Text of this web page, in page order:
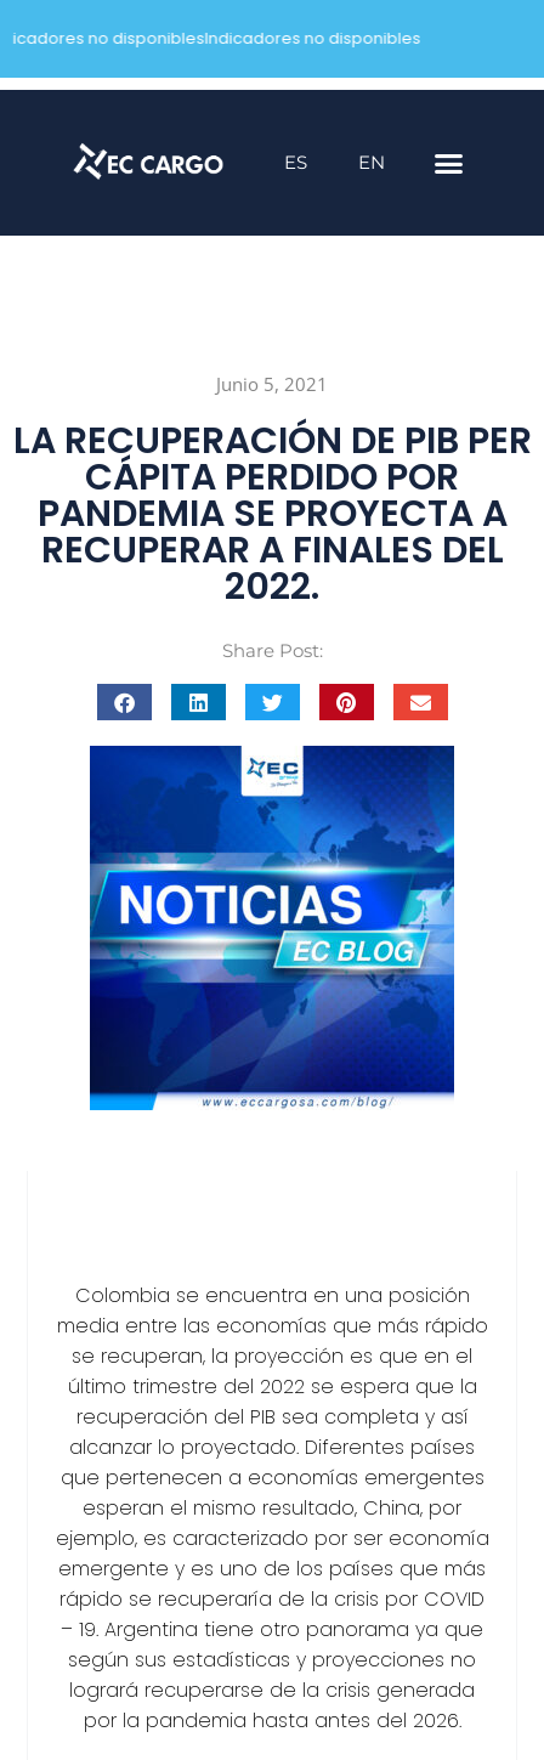
al
no disponiblesIndicadores no disponibles
ES EN
Junio 5, 2021
LA RECUPERACIÓN DE PIB PER
CÁPITA PERDIDO POR
PANDEMIA SE PROYECTA A
RECUPERAR A FINALES DEL
2022.
Share Post:
Colombia se encuentra en una posición
media entre las economías que más rápido
se recuperan, la proyección es que en el
último trimestre del 2022 se espera que la
recuperación del PIB sea completa y así
alcanzar lo proyectado. Diferentes países
que pertenecen a economías emergentes
esperan el mismo resultado, China, por
ejemplo, es caracterizado por ser economía
emergente y es uno de los países que más
rápido se recuperaría de la crisis por COVID
– 19. Argentina tiene otro panorama ya que
según sus estadísticas y proyecciones no
logrará recuperarse de la crisis generada
por la pandemia hasta antes del 2026.